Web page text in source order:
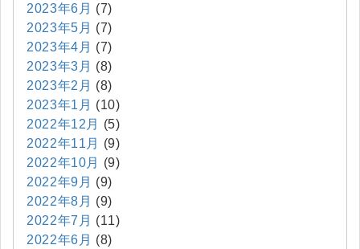
2023年6月 (7)
2023年5月 (7)
2023年4月 (7)
2023年3月 (8)
2023年2月 (8)
2023年1月 (10)
2022年12月
(5)
2022年11月
(9)
2022年10月
(9)
2022年9月 (9)
2022年8月 (9)
2022年7月 (11)
2022年6月 (8)